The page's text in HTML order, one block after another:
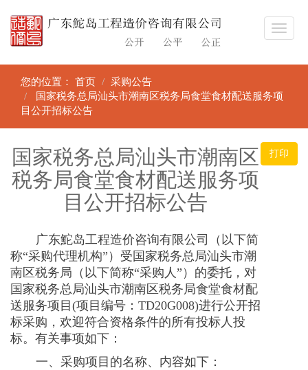
您的位置： 首页
采购公告
国家税务总局汕头市潮南区税务局食堂食材配送服务项
目公开招标公告
打印
国家税务总局汕头市潮南区
税务局食堂食材配送服务项
目公开招标公告
广东鮀岛工程造价咨询有限公司（以下简
称“采购代理机构”）受国家税务总局汕头市潮
南区税务局（以下简称“采购人”）的委托，对
国家税务总局汕头市潮南区税务局食堂食材配
送服务项目 (项目编号： TD20G008)进行公开招
标采购，欢迎符合资格条件的所有投标人投
标。有关事项如下：
一、采购项目的名称、内容如下：